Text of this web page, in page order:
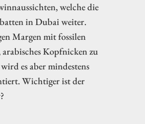
welche die
in Dubai weiter.
Margen mit fossilen
Kopfnicken zu
es aber mindestens
Wichtiger ist der